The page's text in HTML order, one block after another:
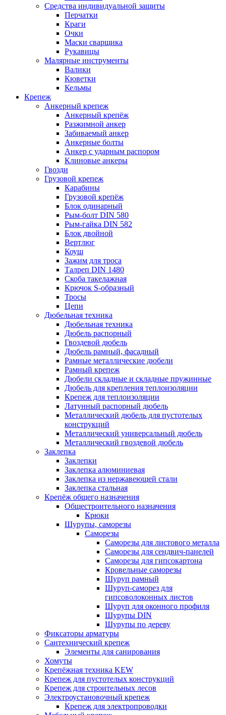
Средства индивидуальной защиты
Перчатки
Краги
Очки
Маски сварщика
Рукавицы
Малярные инструменты
Валики
Кюветки
Кельмы
Крепеж
Анкерный крепеж
Анкерный крепёж
Разжимной анкер
Забиваемый анкер
Анкерные болты
Анкер с ударным распором
Клиновые анкеры
Гвозди
Грузовой крепеж
Карабины
Грузовой крепёж
Блок одинарный
Рым-болт DIN 580
Рым-гайка DIN 582
Блок двойной
Вертлюг
Коуш
Зажим для троса
Талреп DIN 1480
Скоба такелажная
Крючок S-образный
Тросы
Цепи
Дюбельная техника
Дюбельная техника
Дюбель распорный
Гвоздевой дюбель
Дюбель рамный, фасадный
Рамные металлические дюбели
Рамный крепеж
Дюбели складные и складные пружинные
Дюбель для крепления теплоизоляции
Крепеж для теплоизоляции
Латунный распорный дюбель
Металлический дюбель для пустотелых
конструкций
Металлический универсальный дюбель
Металлический гвоздевой дюбель
Заклепка
Заклепки
Заклепка алюминиевая
Заклепка из нержавеющей стали
Заклепка стальная
Крепёж общего назначения
Общестроительного назначения
Крюки
Шурупы, саморезы
Саморезы
Саморезы для листового металла
Саморезы для сендвич-панелей
Саморезы для гипсокартона
Кровельные саморезы
Шуруп рамный
Шуруп-саморез для
гипсоволоконных листов
Шуруп для оконного профиля
Шурупы DIN
Шурупы по дереву
Фиксаторы арматуры
Сантехнический крепеж
Элементы для санирования
Хомуты
Крепёжная техника KEW
Крепеж для пустотелых конструкций
Крепеж для строительных лесов
Электроустановочный крепеж
Крепеж для электропроводки